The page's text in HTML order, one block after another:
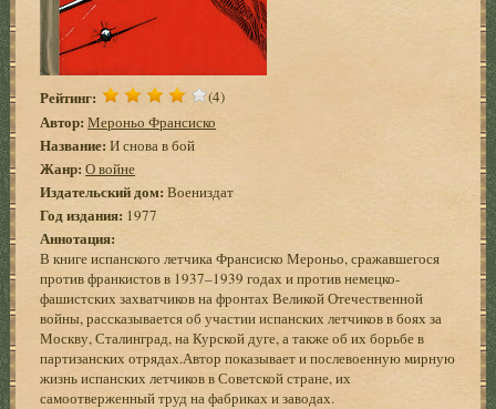
Рейтинг: (4)
Автор: Мероньо Франсиско
Название: И снова в бой
Жанр: О войне
Издательский дом:Воениздат
Год издания: 1977
Аннотация:
В книге испанского летчика Франсиско Мероньо, сражавшегося
против франкистов в 1937–1939 годах и против немецко-
фашистских захватчиков на фронтах Великой Отечественной
войны, рассказывается об участии испанских летчиков в боях за
Москву, Сталинград, на Курской дуге, а также об их борьбе в
партизанских отрядах.Автор показывает и послевоенную мирную
жизнь испанских летчиков в Советской стране, их
самоотверженный труд на фабриках и заводах.